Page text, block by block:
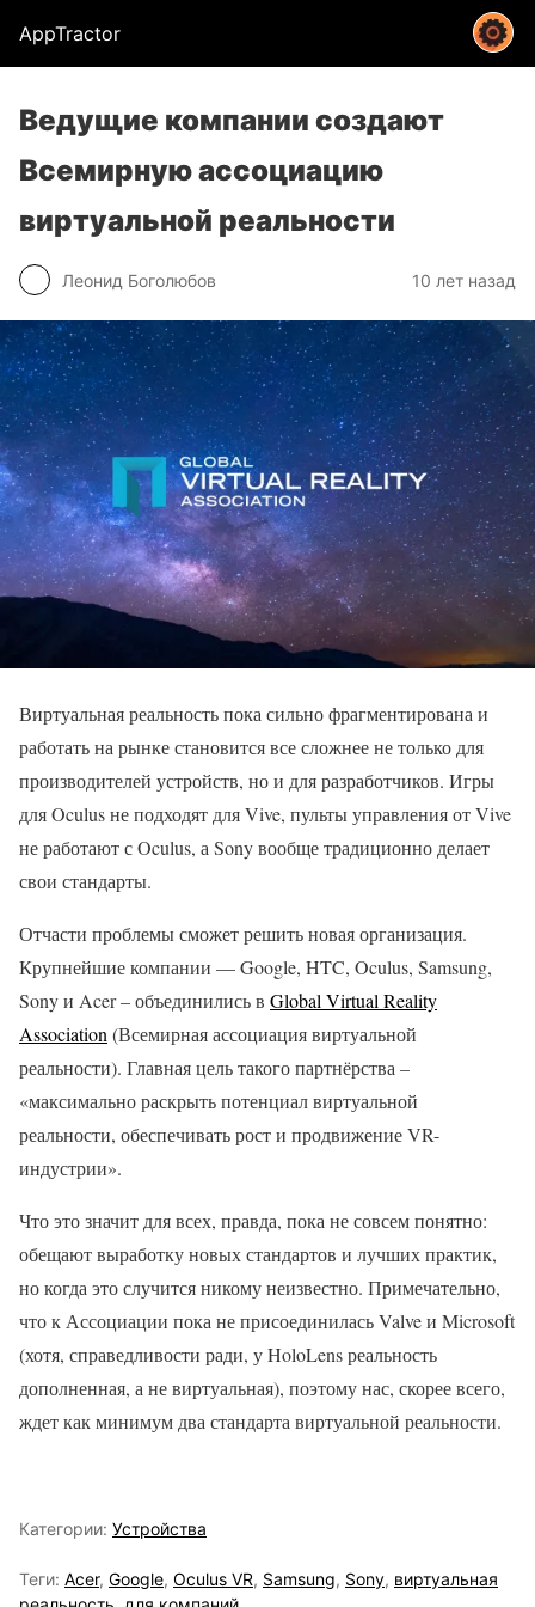
AppTractor
Ведущие компании создают
Всемирную ассоциацию
виртуальной реальности
Леонид Боголюбов 10 лет назад
Виртуальная реальность пока сильно фрагментирована и
работать на рынке становится все сложнее не только для
производителей устройств, но и для разработчиков. Игры
для Oculus не подходят для Vive, пульты управления от Vive
не работают с Oculus, а Sony вообще традиционно делает
свои стандарты.
Отчасти проблемы сможет решить новая организация.
Крупнейшие компании — Google, HTC, Oculus, Samsung,
Sony и Acer – объединились в Global Virtual Reality
Association (Всемирная ассоциация виртуальной
реальности). Главная цель такого партнёрства –
«максимально раскрыть потенциал виртуальной
реальности, обеспечивать рост и продвижение VR-
индустрии».
Что это значит для всех, правда, пока не совсем понятно:
обещают выработку новых стандартов и лучших практик,
но когда это случится никому неизвестно. Примечательно,
что к Ассоциации пока не присоединилась Valve и Microsoft
(хотя, справедливости ради, у HoloLens реальность
дополненная, а не виртуальная), поэтому нас, скорее всего,
ждет как минимум два стандарта виртуальной реальности.
Категории: Устройства
Теги: Acer, Google, Oculus VR, Samsung, Sony, виртуальная